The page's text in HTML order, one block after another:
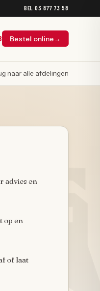
BEL 03 877 73 58
Bestel online→
naar alle afdelingen
advies en
op en
of laat